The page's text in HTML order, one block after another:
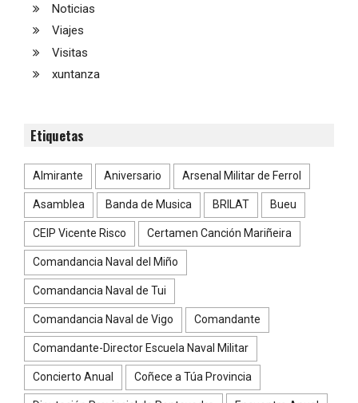
Noticias
Viajes
Visitas
xuntanza
Etiquetas
Almirante Aniversario Arsenal Militar de Ferrol
Asamblea Banda de Musica BRILAT Bueu
CEIP Vicente Risco Certamen Canción Mariñeira
Comandancia Naval del Miño
Comandancia Naval de Tui
Comandancia Naval de Vigo Comandante
Comandante-Director Escuela Naval Militar
Concierto Anual Coñece a Túa Provincia